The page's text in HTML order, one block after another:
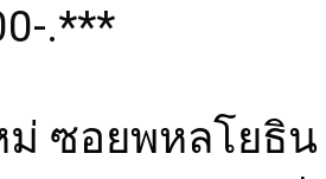
.***
ซอยพหลโยธิน